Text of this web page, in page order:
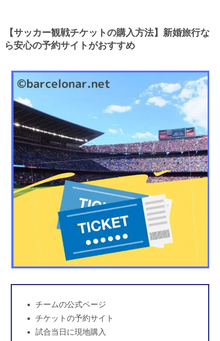
【サッカー観戦チケットの購入方法】新婚旅行な
ら安心の予約サイトがおすすめ
チームの公式ページ
チケットの予約サイト
試合当日に現地購入